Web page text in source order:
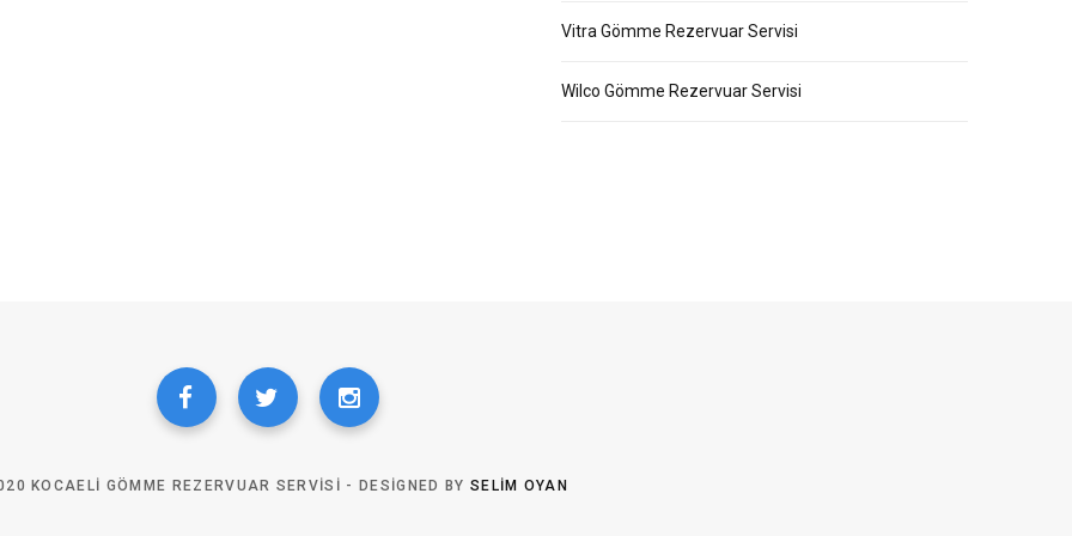
Vitra Gömme Rezervuar Servisi
Wilco Gömme Rezervuar Servisi
KOCAELI GÖMME REZERVUAR SERVISI - DESIGNED BY SELIM OYAN